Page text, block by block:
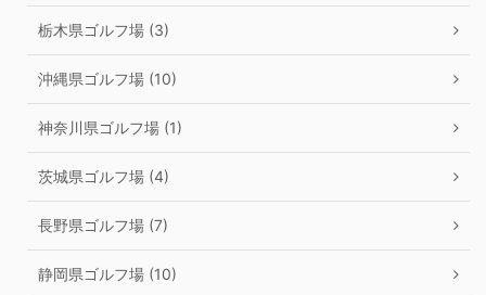
栃木県ゴルフ場 (3)
沖縄県ゴルフ場 (10)
神奈川県ゴルフ場 (1)
茨城県ゴルフ場 (4)
長野県ゴルフ場 (7)
静岡県ゴルフ場 (10)